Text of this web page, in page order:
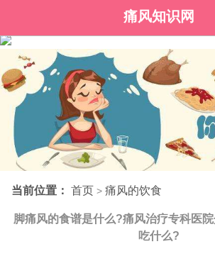
痛风知识网
当前位置： 首页 > 痛风的饮食
脚痛风的食谱是什么?痛风治疗专科医
吃什么?